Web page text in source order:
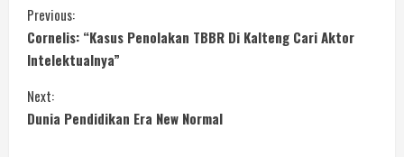
C
o
n
t
Previous:
Cornelis: “Kasus Penolakan TBBR Di Kalteng Cari Aktor
Intelektualnya”
Next:
Dunia Pendidikan Era New Normal